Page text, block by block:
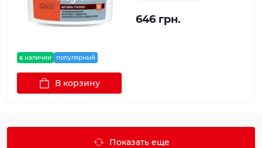
в наличии популярный
646 грн.
В корзину
Показать еще